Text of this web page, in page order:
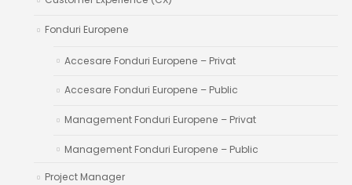
Fonduri Europene
Accesare Fonduri Europene – Privat
Accesare Fonduri Europene – Public
Management Fonduri Europene – Privat
Management Fonduri Europene – Public
Project Manager